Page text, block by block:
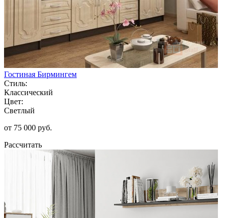
Гостиная Бирмингем
Стиль:
Классический
Цвет:
Светлый
от 75 000 руб.
Рассчитать